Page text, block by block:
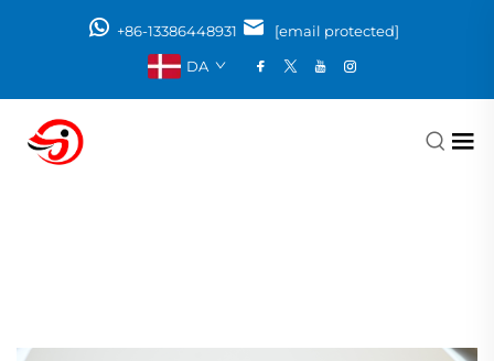
+86-13386448931
[email protected]
DA